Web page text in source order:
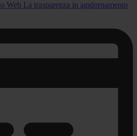
Web La trasparenza in aggiornamento